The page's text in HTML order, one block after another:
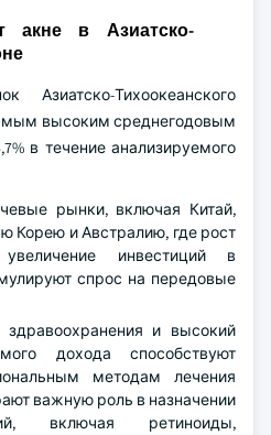
акне в Азиатско-
Тихоокеанского
высоким среднегодовым
в течение анализируемого
рынки, включая Китай,
и Австралию, где рост
инвестиций в
спрос на передовые
и высокий
дохода способствуют
методам лечения
важную роль в назначении
включая ретиноиды,